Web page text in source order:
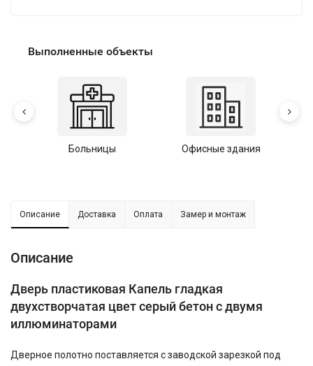
Выполненные объекты
Больницы Офисные здания
Описание Доставка Оплата Замер и монтаж
Описание
Дверь пластиковая Капель гладкая
двухстворчатая цвет серый бетон с двумя
иллюминаторами
Дверное полотно поставляется с заводской зарезкой под